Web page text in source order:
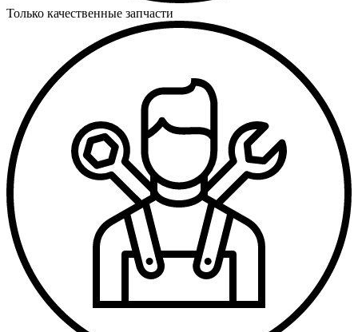
Только качественные запчасти